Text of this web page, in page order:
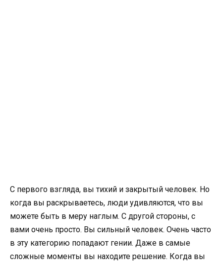
С первого взгляда, вы тихий и закрытый человек. Но
когда вы раскрываетесь, люди удивляются, что вы
можете быть в меру наглым. С другой стороны, с
вами очень просто. Вы сильный человек. Очень часто
в эту категорию попадают гении. Даже в самые
сложные моменты вы находите решение. Когда вы